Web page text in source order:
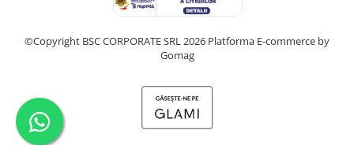
©Copyright BSC CORPORATE SRL 2026 Platforma E-commerce by
Gomag